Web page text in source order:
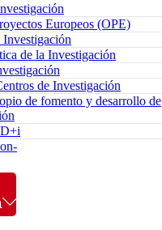
Europeos (OPE)
de la Investigación
de Investigación
de fomento y desarrollo de